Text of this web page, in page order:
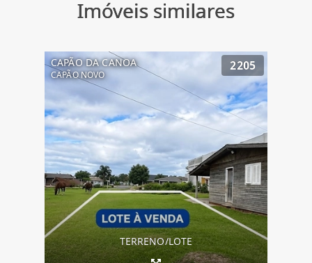
Imóveis similares
CAPÃO DA CANOA
CAPÃO NOVO
2205
TERRENO/LOTE